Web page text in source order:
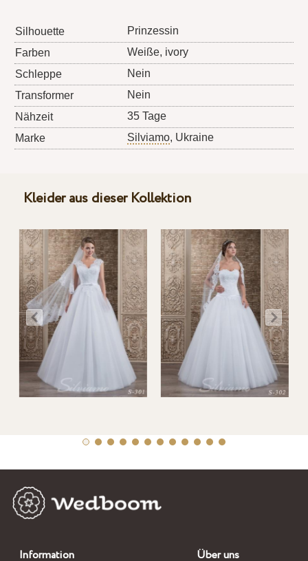
Silhouette
Prinzessin
Farben
Weiße, ivory
Schleppe
Nein
Transformer
Nein
Nähzeit
35 Tage
Marke
Silviamo, Ukraine
Kleider aus dieser Kollektion
Information Über uns